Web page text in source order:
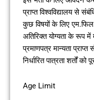
प्राप्त विश्वविद्यालय से
कुछ विषयों के लिए
अतिरिक्त योग्यता के रूप
प्रमाणपत्र मान्यता
निर्धारित पात्रता शर्तों
Age Limit